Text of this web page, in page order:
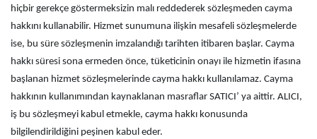
hiçbir gerekçe göstermeksizin malı reddederek sözleşmeden cayma
hakkını kullanabilir. Hizmet sunumuna ilişkin mesafeli sözleşmelerde
ise, bu süre sözleşmenin imzalandığı tarihten itibaren başlar. Cayma
hakkı süresi sona ermeden önce, tüketicinin onayı ile hizmetin ifasına
başlanan hizmet sözleşmelerinde cayma hakkı kullanılamaz. Cayma
hakkının kullanımından kaynaklanan masraflar SATICI’ ya aittir. ALICI,
iş bu sözleşmeyi kabul etmekle, cayma hakkı konusunda
bilgilendirildiğini peşinen kabul eder.